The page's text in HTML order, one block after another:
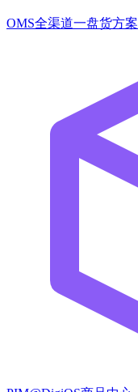
OMS全渠道一盘货方案